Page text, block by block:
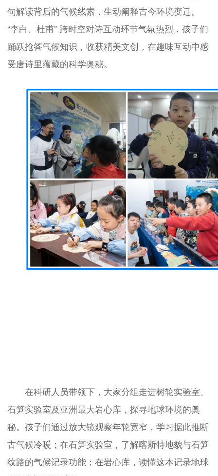
句解读背后的气候线索，生动阐释古今环境变迁。
“李白、杜甫” 跨时空对诗互动环节气氛热烈，孩子们
踊跃抢答气候知识，收获精美文创，在趣味互动中感
受唐诗里蕴藏的科学奥秘。
在科研人员带领下，大家分组走进树轮实验室、
石笋实验室及亚洲最大岩心库，探寻地球环境的奥
秘。孩子们通过放大镜观察年轮宽窄，学习据此推断
古气候冷暖；在石笋实验室，了解喀斯特地貌与石笋
纹路的气候记录功能；在岩心库，读懂这本记录地球